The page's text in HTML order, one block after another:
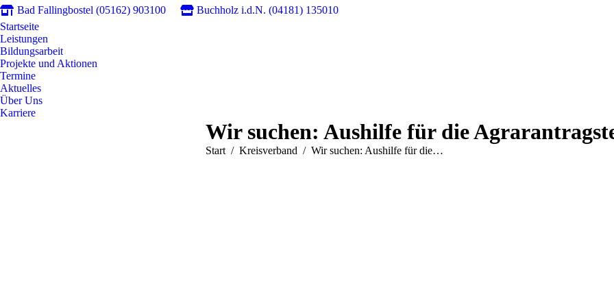
Bad Fallingbostel (05162) 903100 Buchholz i.d.N. (04181) 135010
Startseite
Leistungen
Bildungsarbeit
Projekte und Aktionen
Termine
Aktuelles
Über Uns
Karriere
Wir suchen: Aushilfe für die
Sie befinden sich hier:
Start Kreisverband Wir suchen: Aushilfe für die…